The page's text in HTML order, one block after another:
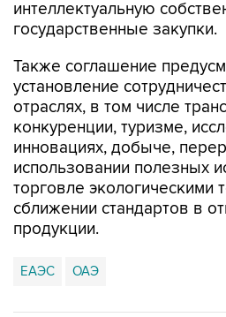
интеллектуальную
государственные закупки.
Также соглашение
установление
отраслях, в том числе
конкуренции, туризме,
инновациях, добыче,
использовании полезных
торговле экологическими
сближении стандартов в
продукции.
ЕАЭС ОАЭ